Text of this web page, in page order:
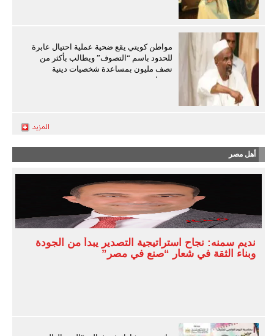
مواطن كويتي يقع ضحية عملية احتيال عابرة
للحدود باسم “التصوف” ويطالب بأكثر من
نصف مليون بمساعدة شخصيات دينية
سودانية
أهل مصر
نديم سمنه: نجاح استراتيجية التصدير يبدأ من الجودة
وبناء الثقة في شعار “صنع في مصر”